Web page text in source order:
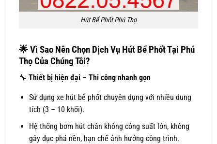
Hút Bể Phốt Phú Thọ
🌟Vì Sao Nên Chọn Dịch Vụ Hút Bể Phốt Tại Phú
Thọ Của Chúng Tôi?
🔧 Thiết bị hiện đại – Thi công nhanh gọn
Sử dụng xe hút bể phốt chuyên dụng với nhiều dung
tích (3 – 10 khối).
Hệ thống bơm hút chân không công suất lớn, không
gây đục phá nền, hạn chế ảnh hưởng công trình.